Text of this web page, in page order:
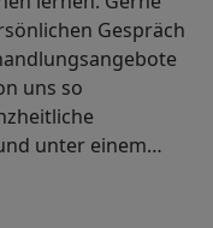
Gespräch
uns so
unter einem